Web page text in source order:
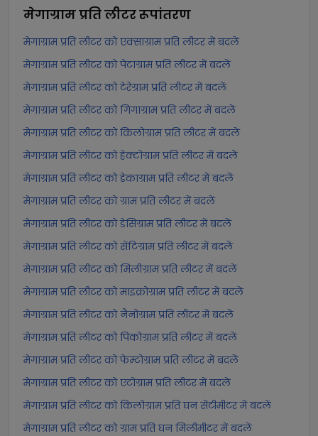
मेगाग्राम प्रति लीटररूपांतरण
मेगाग्राम प्रति लीटर को एक्साग्राम प्रति लीटर में बदलें
मेगाग्राम प्रति लीटर को पेटाग्राम प्रति लीटर में बदलें
मेगाग्राम प्रति लीटर को टेरेग्राम प्रति लीटर में बदलें
मेगाग्राम प्रति लीटर को गिगाग्राम प्रति लीटर में बदलें
मेगाग्राम प्रति लीटर को किलोग्राम प्रति लीटर में बदलें
मेगाग्राम प्रति लीटर को हेक्टोग्राम प्रति लीटर में बदलें
मेगाग्राम प्रति लीटर को डेकाग्राम प्रति लीटर में बदलें
मेगाग्राम प्रति लीटर को ग्राम प्रति लीटर में बदलें
मेगाग्राम प्रति लीटर को डेसिग्राम प्रति लीटर में बदलें
मेगाग्राम प्रति लीटर को सेंटिग्राम प्रति लीटर में बदलें
मेगाग्राम प्रति लीटर को मिलीग्राम प्रति लीटर में बदलें
मेगाग्राम प्रति लीटर को माइक्रोग्राम प्रति लीटर में बदलें
मेगाग्राम प्रति लीटर को नैनोग्राम प्रति लीटर में बदलें
मेगाग्राम प्रति लीटर को पिकोग्राम प्रति लीटर में बदलें
मेगाग्राम प्रति लीटर को फेम्टोग्राम प्रति लीटर में बदलें
मेगाग्राम प्रति लीटर को एटोग्राम प्रति लीटर में बदलें
मेगाग्राम प्रति लीटर को किलोग्राम प्रति घन सेंटीमीटर में बदलें
मेगाग्राम प्रति लीटर को ग्राम प्रति घन मिलीमीटर में बदलें